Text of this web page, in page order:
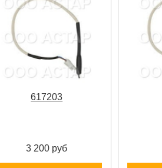
617203
3 200 руб